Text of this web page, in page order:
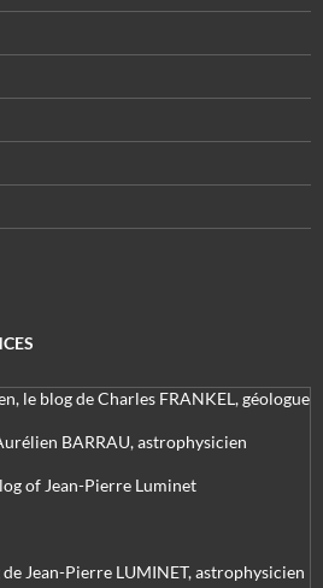
le blog de Charles FRANKEL, géologue
BARRAU, astrophysicien
of Jean-Pierre Luminet
Jean-Pierre LUMINET, astrophysicien